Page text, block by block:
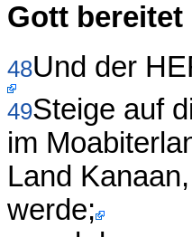
Gott bereitet
48Und der
49Steige auf
im
Land
werde;